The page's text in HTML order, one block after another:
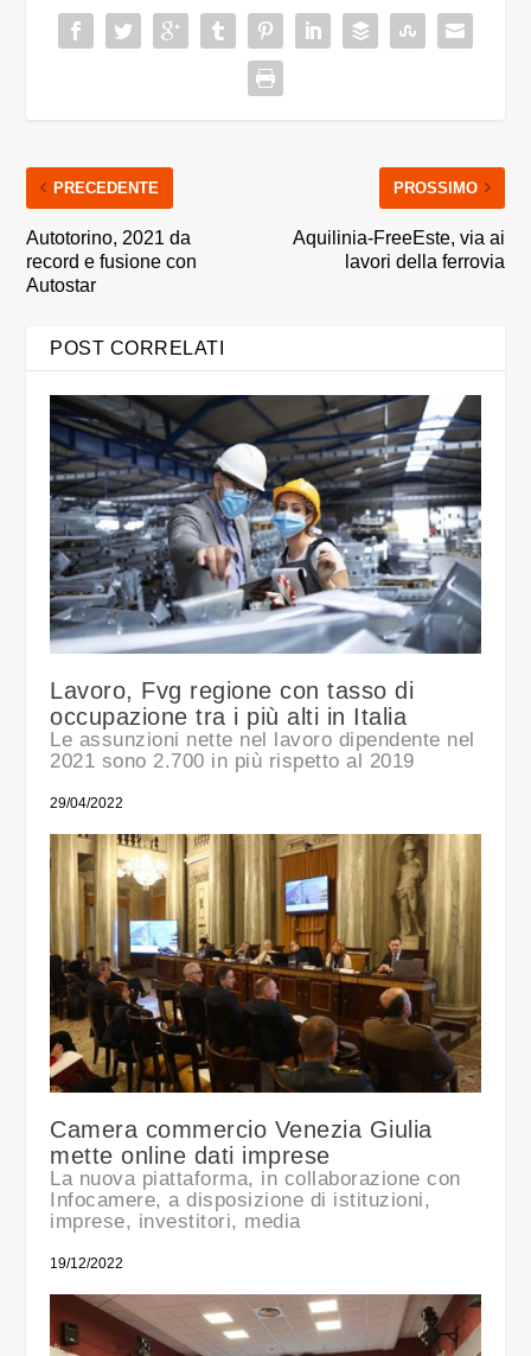
PRECEDENTE
Autotorino, 2021 da
record e fusione con
Autostar
PROSSIMO
Aquilinia-FreeEste, via ai
lavori della ferrovia
POST CORRELATI
Lavoro, Fvg regione con tasso di
occupazione tra i più alti in Italia
Le assunzioni nette nel lavoro dipendente nel
2021 sono 2.700 in più rispetto al 2019
29/04/2022
Camera commercio Venezia Giulia
mette online dati imprese
La nuova piattaforma, in collaborazione con
Infocamere, a disposizione di istituzioni,
imprese, investitori, media
19/12/2022